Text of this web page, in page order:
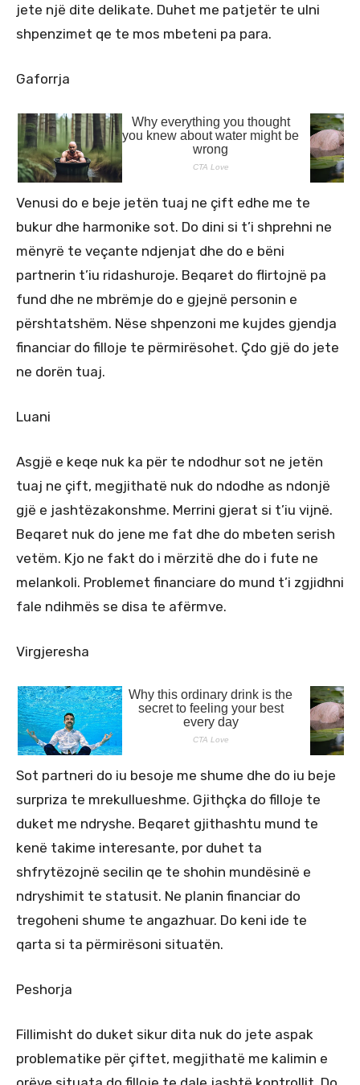
jete një dite delikate. Duhet me patjetër te ulni
shpenzimet qe te mos mbeteni pa para.
Gaforrja
Venusi do e beje jetën tuaj ne çift edhe me te
bukur dhe harmonike sot. Do dini si t’i shprehni ne
mënyrë te veçante ndjenjat dhe do e bëni
partnerin t’iu ridashuroje. Beqaret do flirtojnë pa
fund dhe ne mbrëmje do e gjejnë personin e
përshtatshëm. Nëse shpenzoni me kujdes gjendja
financiar do filloje te përmirësohet. Çdo gjë do jete
ne dorën tuaj.
Luani
Asgjë e keqe nuk ka për te ndodhur sot ne jetën
tuaj ne çift, megjithatë nuk do ndodhe as ndonjë
gjë e jashtëzakonshme. Merrini gjerat si t’iu vijnë.
Beqaret nuk do jene me fat dhe do mbeten serish
vetëm. Kjo ne fakt do i mërzitë dhe do i fute ne
melankoli. Problemet financiare do mund t’i zgjidhni
fale ndihmës se disa te afërmve.
Virgjeresha
Sot partneri do iu besoje me shume dhe do iu beje
surpriza te mrekullueshme. Gjithçka do filloje te
duket me ndryshe. Beqaret gjithashtu mund te
kenë takime interesante, por duhet ta
shfrytëzojnë secilin qe te shohin mundësinë e
ndryshimit te statusit. Ne planin financiar do
tregoheni shume te angazhuar. Do keni ide te
qarta si ta përmirësoni situatën.
Peshorja
Fillimisht do duket sikur dita nuk do jete aspak
problematike për çiftet, megjithatë me kalimin e